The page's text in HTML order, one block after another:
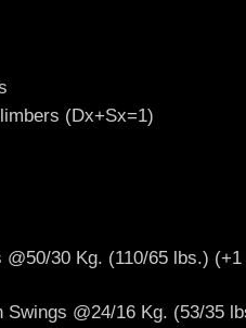
(Dx+Sx=1)
@50/30 Kg. (110/65 lbs.)
Swings @24/16 Kg. (53/35